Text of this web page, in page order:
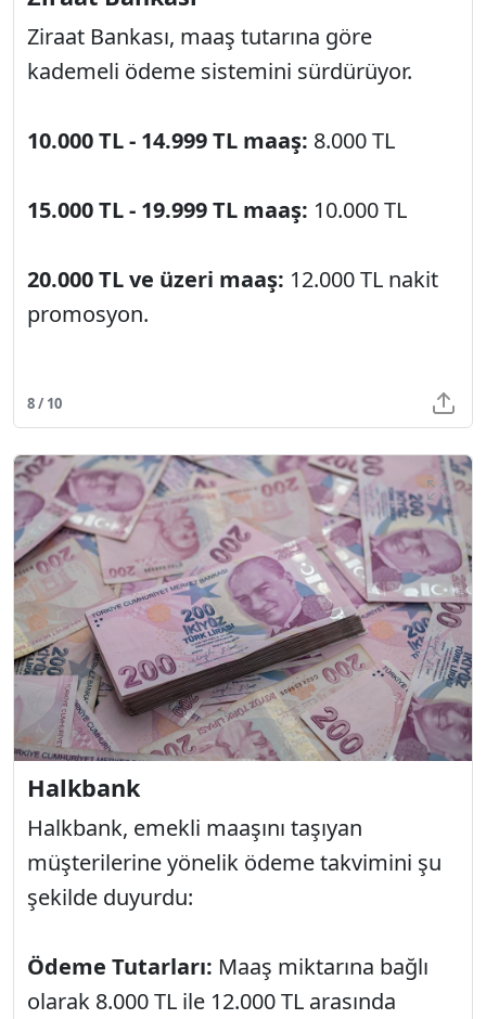
Ziraat Bankası, maaş tutarına göre
kademeli ödeme sistemini sürdürüyor.
10.000 TL - 14.999 TL maaş: 8.000 TL
15.000 TL - 19.999 TL maaş: 10.000 TL
20.000 TL ve üzeri maaş: 12.000 TL nakit
promosyon.
8 / 10
Halkbank
Halkbank, emekli maaşını taşıyan
müşterilerine yönelik ödeme takvimini şu
şekilde duyurdu:
Ödeme Tutarları: Maaş miktarına bağlı
olarak 8.000 TL ile 12.000 TL arasında